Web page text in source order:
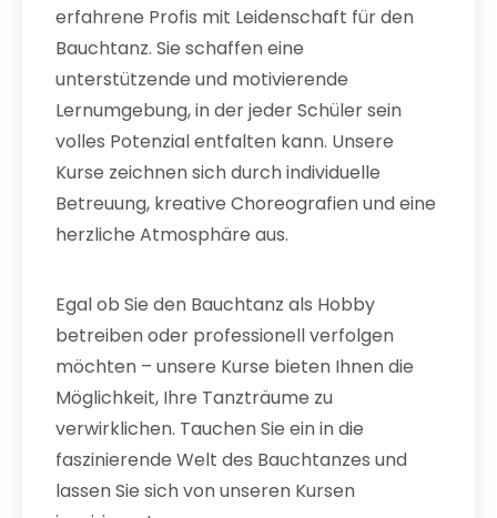
erfahrene Profis mit Leidenschaft für den
Bauchtanz. Sie schaffen eine
unterstützende und motivierende
Lernumgebung, in der jeder Schüler sein
volles Potenzial entfalten kann. Unsere
Kurse zeichnen sich durch individuelle
Betreuung, kreative Choreografien und eine
herzliche Atmosphäre aus.
Egal ob Sie den Bauchtanz als Hobby
betreiben oder professionell verfolgen
möchten – unsere Kurse bieten Ihnen die
Möglichkeit, Ihre Tanzträume zu
verwirklichen. Tauchen Sie ein in die
faszinierende Welt des Bauchtanzes und
lassen Sie sich von unseren Kursen